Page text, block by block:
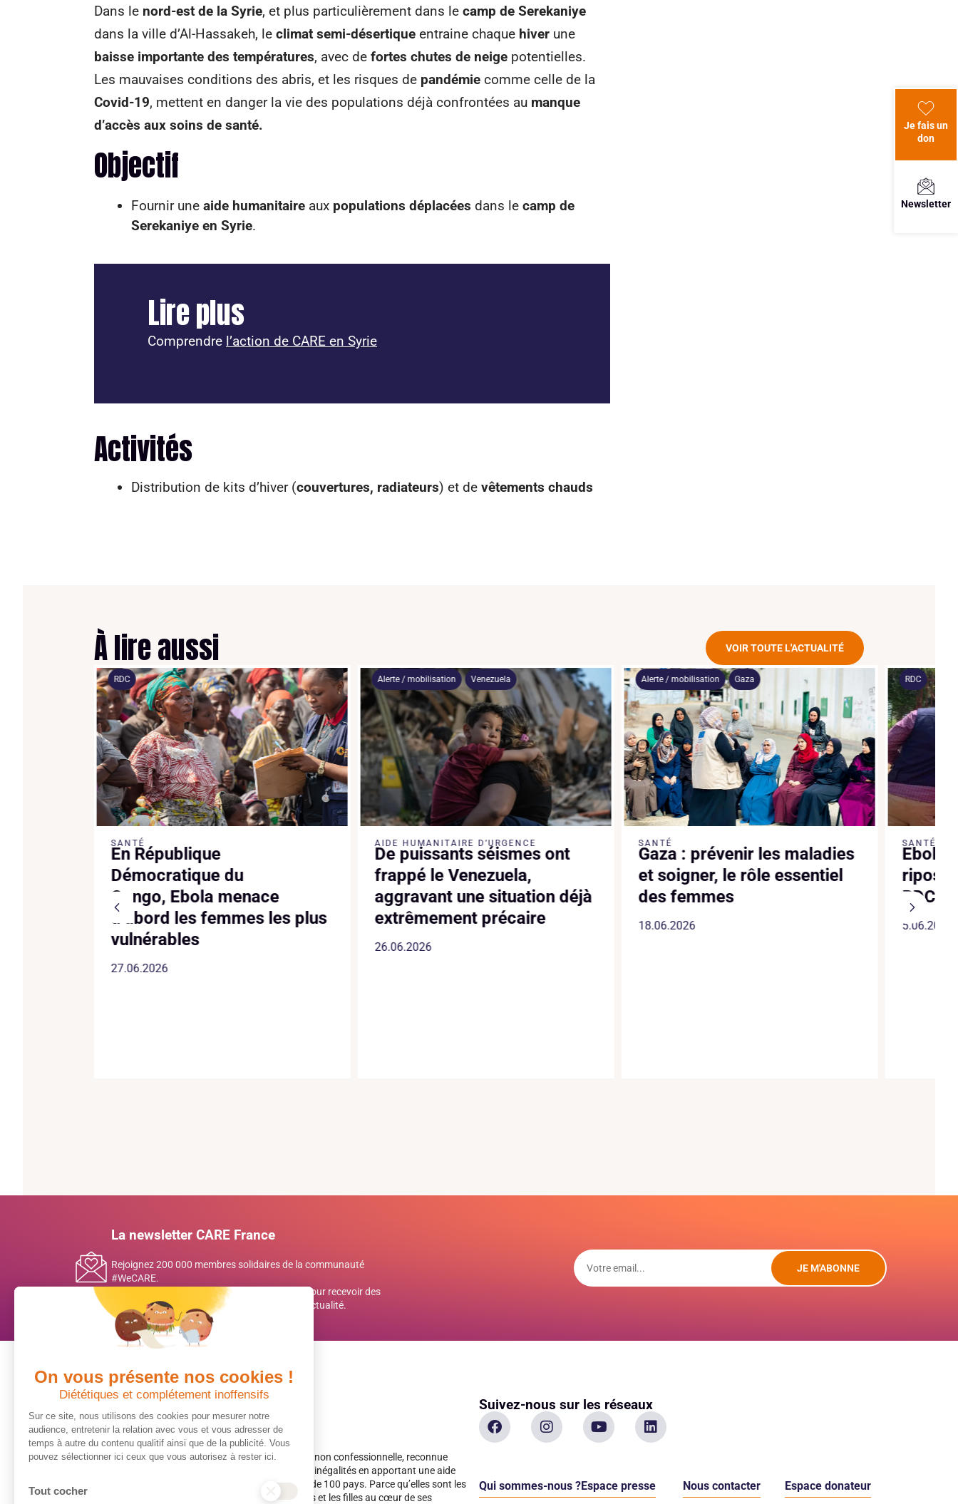
On vous présente nos cookies !
Diététiques et complétement inoffensifs
Sur ce site, nous utilisons des cookies pour mesurer notre
audience, entretenir la relation avec vous et vous adresser de
temps à autre du contenu qualitif ainsi que de la publicité. Vous
pouvez sélectionner ici ceux que vous autorisez à rester ici.
Tout cocher
Je fais un
don
Newsletter
Dans le nord-est de la Syrie, et plus particulièrement dans le camp de Serekaniye
dans la ville d’Al-Hassakeh, le climat semi-désertique entraine chaque hiver une
baisse importante des températures, avec de fortes chutes de neige potentielles.
Les mauvaises conditions des abris, et les risques de pandémie comme celle de la
Covid-19, mettent en danger la vie des populations déjà confrontées au manque
d’accès aux soins de santé.
Objectif
Fournir une aide humanitaire aux populations déplacées dans lecamp de
Serekaniye en Syrie.
Lire plus
Comprendre l’action de CARE en Syrie
Activités
Distribution de kits d’hiver (couvertures, radiateurs) et devêtements chauds
À lire aussi VOIR TOUTE L'ACTUALITÉ
RDC
SANTÉ
En République
Démocratique du
Congo, Ebola menace
d’abord les femmes les plus
vulnérables
27.06.2026
Alerte / mobilisation Venezuela
AIDE HUMANITAIRE D’URGENCE
De puissants séismes ont
frappé le Venezuela,
aggravant une situation déjà
extrêmement précaire
26.06.2026
Alerte / mobilisation Gaza
SANTÉ
Gaza : prévenir les maladies
et soigner, le rôle essentiel
des femmes
18.06.2026
RDC
SANTÉ
Ebola
RDC
5.06.2026
La newsletter CARE France
Rejoignez 200 000 membres solidaires de la communauté
#WeCARE.
Inscrivez-vous à notre newsletter mensuelle pour recevoir des
histoires inspirantes et des décryptages de l’actualité.
JE M'ABONNE
CARE France est une association loi 1901, apolitique et non confessionnelle, reconnue
d’utilité publique. Nous luttons contre la pauvreté et les inégalités en apportant une aide
humanitaire d’urgence et de développement dans plus de 100 pays. Parce qu’elles sont les
premières victimes des inégalités, CARE met les femmes et les filles au cœur de ses
Suivez-nous sur les réseaux
Qui sommes-nous ?Espace presse Nous contacter Espace donateur